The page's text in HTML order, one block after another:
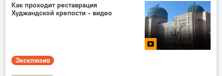
Как проходит реставрация
Худжандской крепости - видео
Эксклюзив